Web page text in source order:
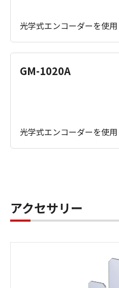
光学式エンコーダーを使
GM-1020A
光学式エンコーダーを使
アクセサリー